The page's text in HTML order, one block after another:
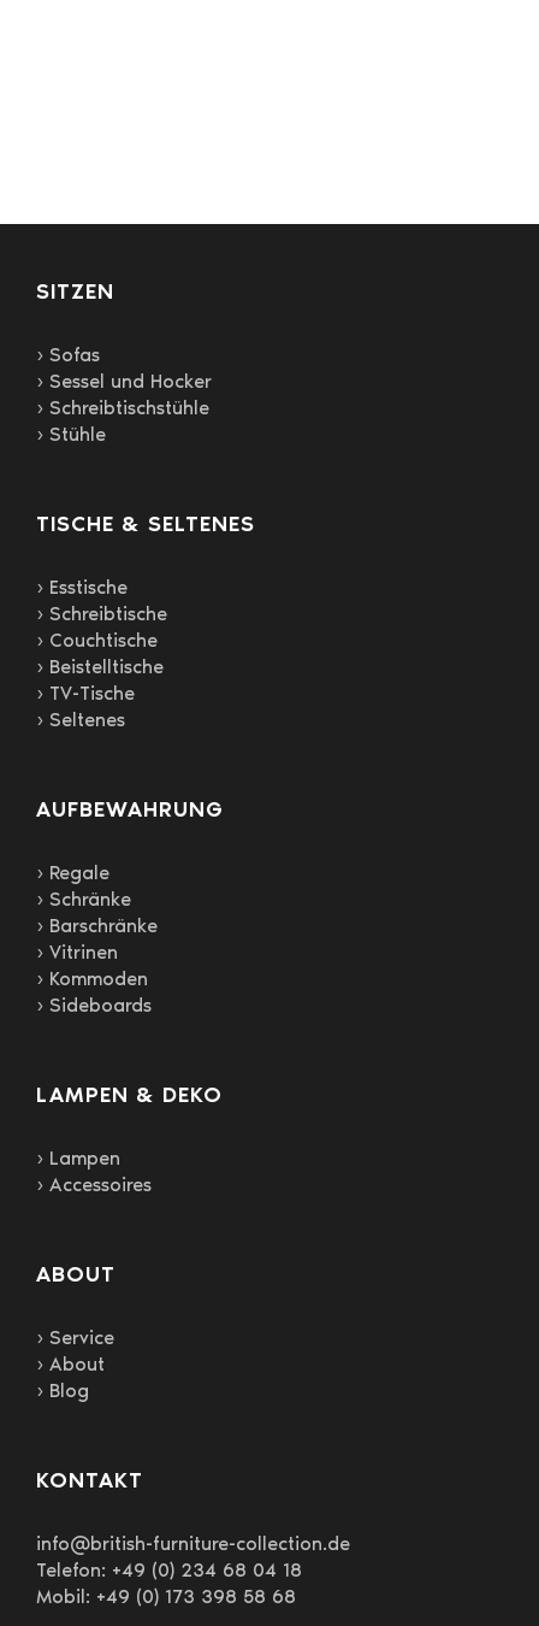
der
SITZEN
› Sofas
› Sessel und Hocker
› Schreibtischstühle
› Stühle
TISCHE & SELTENES
› Esstische
› Schreibtische
› Couchtische
› Beistelltische
› TV-Tische
› Seltenes
AUFBEWAHRUNG
› Regale
› Schränke
› Barschränke
› Vitrinen
› Kommoden
› Sideboards
LAMPEN & DEKO
› Lampen
› Accessoires
ABOUT
› Service
› About
› Blog
KONTAKT
info@british-furniture-collection.de
Telefon: +49 (0) 234 68 04 18
Mobil: +49 (0) 173 398 58 68